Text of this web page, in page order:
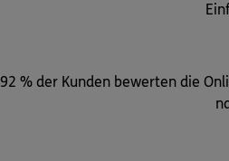
92 % der Kunden bewerten die